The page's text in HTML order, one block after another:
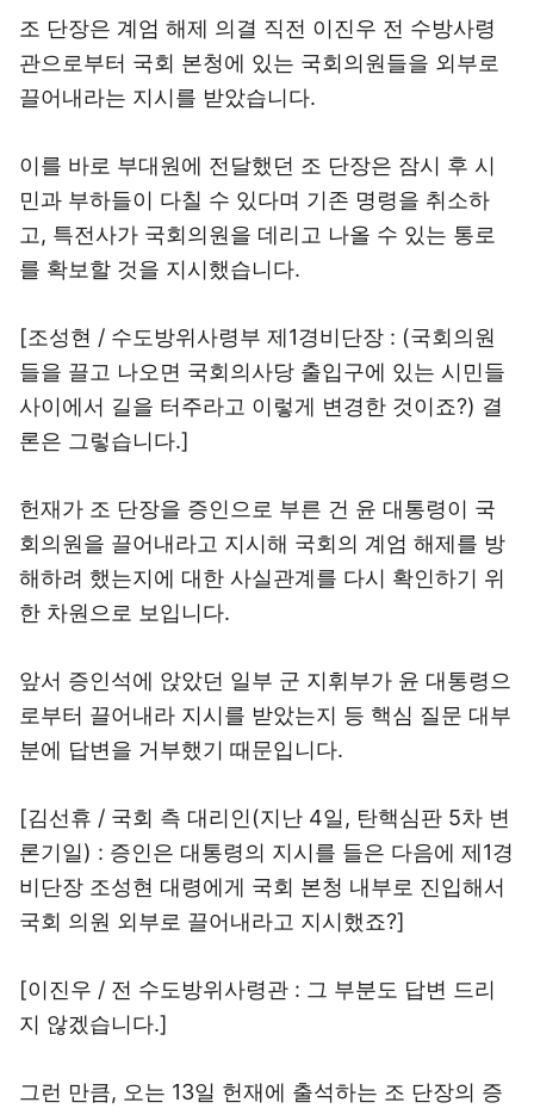
조 단장은 계엄 해제 의결 직전 이진우 전 수방사령
관으로부터 국회 본청에 있는 국회의원들을 외부로
끌어내라는 지시를 받았습니다.
이를 바로 부대원에 전달했던 조 단장은 잠시 후 시
민과 부하들이 다칠 수 있다며 기존 명령을 취소하
고, 특전사가 국회의원을 데리고 나올 수 있는 통로
를 확보할 것을 지시했습니다.
[조성현 / 수도방위사령부 제1경비단장 : (국회의원
들을 끌고 나오면 국회의사당 출입구에 있는 시민들
사이에서 길을 터주라고 이렇게 변경한 것이죠?) 결
론은 그렇습니다.]
헌재가 조 단장을 증인으로 부른 건 윤 대통령이 국
회의원을 끌어내라고 지시해 국회의 계엄 해제를 방
해하려 했는지에 대한 사실관계를 다시 확인하기 위
한 차원으로 보입니다.
앞서 증인석에 앉았던 일부 군 지휘부가 윤 대통령으
로부터 끌어내라 지시를 받았는지 등 핵심 질문 대부
분에 답변을 거부했기 때문입니다.
[김선휴 / 국회 측 대리인(지난 4일, 탄핵심판 5차 변
론기일) : 증인은 대통령의 지시를 들은 다음에 제1경
비단장 조성현 대령에게 국회 본청 내부로 진입해서
국회 의원 외부로 끌어내라고 지시했죠?]
[이진우 / 전 수도방위사령관 : 그 부분도 답변 드리
지 않겠습니다.]
그런 만큼, 오는 13일 헌재에 출석하는 조 단장의 증